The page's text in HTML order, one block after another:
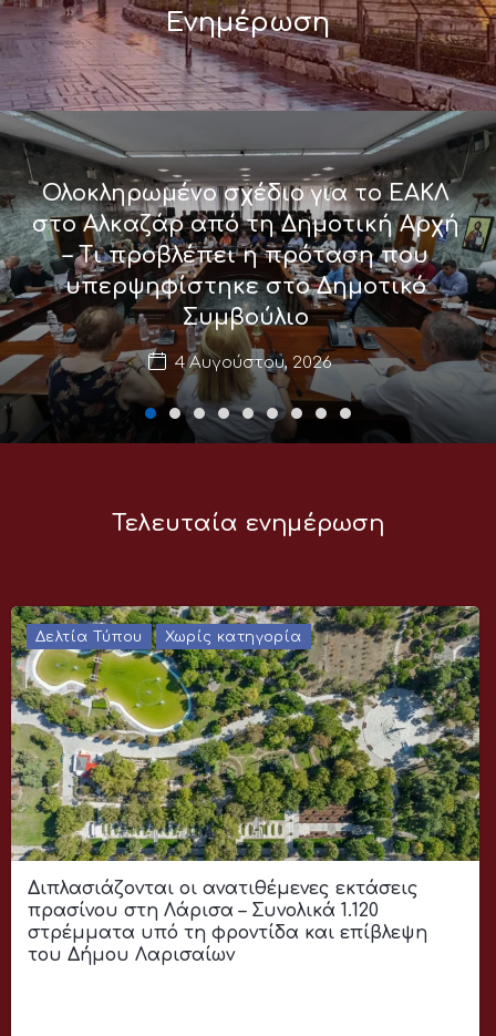
Ολοκληρωμένο σχέδιο για το ΕΑΚΛ
στο Αλκαζάρ από τη Δημοτική Αρχή
– Τι προβλέπει η πρόταση που
υπερψηφίστηκε στο Δημοτικό
Συμβούλιο
4 Αυγούστου, 2026
Ενημέρωση
Τελευταία ενημέρωση
Δελτία Τύπου Χωρίς κατηγορία
Διπλασιάζονται οι ανατιθέμενες εκτάσεις
πρασίνου στη Λάρισα – Συνολικά 1.120
στρέμματα υπό τη φροντίδα και επίβλεψη
του Δήμου Λαρισαίων